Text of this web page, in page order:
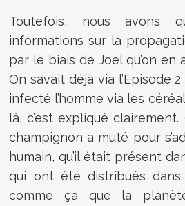
Toutefois, nous avons
informations sur la
par le biais de Joel qu’on en
On savait déjà via l’Episode
infecté l’homme via les
là, c’est expliqué
champignon a muté pour
humain, qu’il était présent
qui ont été distribués
comme ça que la